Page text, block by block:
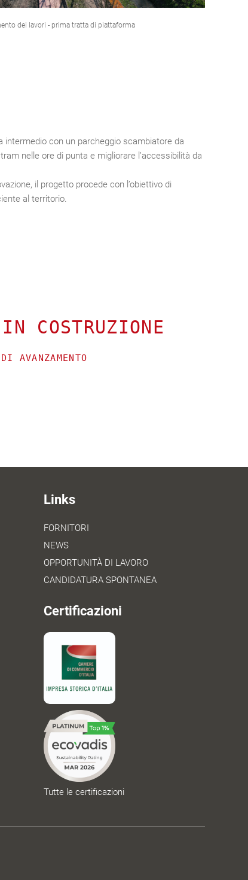
dei lavori - prima tratta di piattaforma
intermedio con un parcheggio scambiatore da
nelle ore di punta e migliorare l’accessibilità da
il progetto procede con l’obiettivo di
al territorio.
COSTRUZIONE
AVANZAMENTO
Links
FORNITORI
NEWS
OPPORTUNITÀ DI LAVORO
CANDIDATURA SPONTANEA
Certificazioni
Tutte le certificazioni